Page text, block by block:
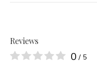
Reviews
0 / 5